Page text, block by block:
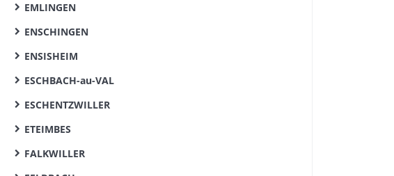
EMLINGEN
ENSCHINGEN
ENSISHEIM
ESCHBACH-au-VAL
ESCHENTZWILLER
ETEIMBES
FALKWILLER